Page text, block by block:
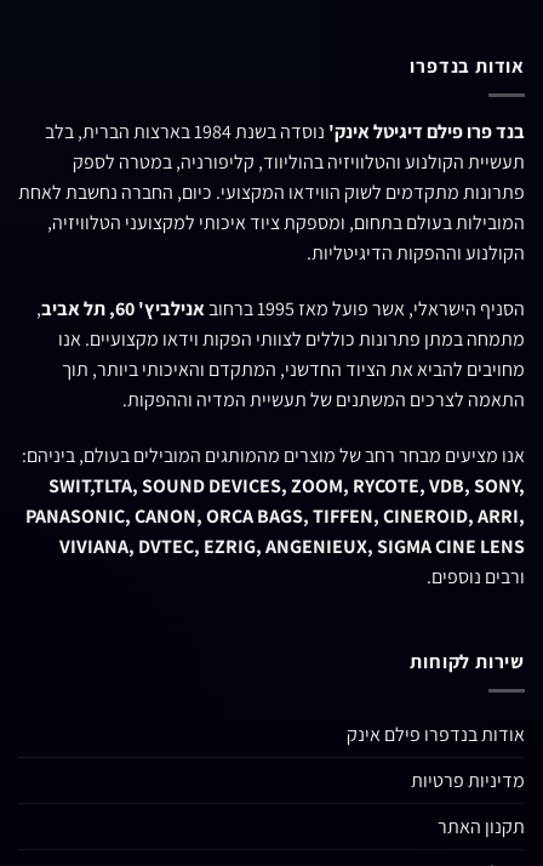
אודות בנדפרו
בנד פרו פילם דיגיטל אינק'
נוסדה בשנת 1984 בארצות הברית, בלב
תעשיית הקולנוע והטלוויזיה בהוליווד, קליפורניה, במטרה לספק
פתרונות מתקדמים לשוק הווידאו המקצועי. כיום, החברה נחשבת לאחת
המובילות בעולם בתחום, ומספקת ציוד איכותי למקצועני הטלוויזיה,
הקולנוע וההפקות הדיגיטליות.
הסניף הישראלי, אשר פועל מאז 1995 ברחוב אנילביץ' 60, תל אביב
,
מתמחה במתן פתרונות כוללים לצוותי הפקות וידאו מקצועיים. אנו
מחויבים להביא את הציוד החדשני, המתקדם והאיכותי ביותר, תוך
התאמה לצרכים המשתנים של תעשיית המדיה וההפקות.
אנו מציעים מבחר רחב של מוצרים מהמותגים המובילים בעולם, ביניהם:
SWIT,TLTA, SOUND DEVICES, ZOOM, RYCOTE, VDB, SONY,
PANASONIC, CANON, ORCA BAGS, TIFFEN, CINEROID, ARRI,
VIVIANA, DVTEC, EZRIG, ANGENIEUX, SIGMA CINE LENS
ורבים נוספים.
שירות לקוחות
אודות בנדפרו פילם אינק
מדיניות פרטיות
תקנון האתר